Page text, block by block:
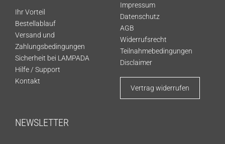
Ihr Vorteil
Bestellablauf
Versand und
Zahlungsbedingungen
Sicherheit bei LAMPADA
Hilfe / Support
Kontakt
Impressum
Datenschutz
AGB
Widerrufsrecht
Teilnahmebedingungen
Disclaimer
Vertrag widerrufen
NEWSLETTER